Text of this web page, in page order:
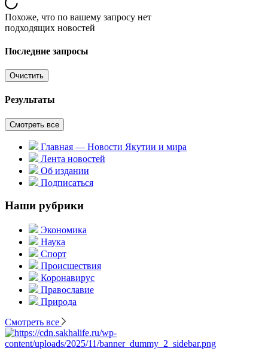
Похоже, что по вашему запросу нет
подходящих новостей
Последние запросы
Очистить
Результаты
Смотреть все
Главная — Новости Якутии и мира
Лента новостей
Об издании
Подписаться
Наши рубрики
Экономика
Наука
Спорт
Происшествия
Коронавирус
Православие
Природа
Смотреть все